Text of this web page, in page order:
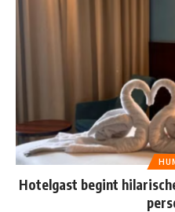
Hotelgast begint